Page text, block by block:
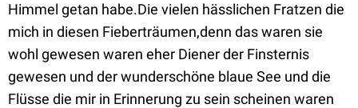
Himmel getan habe.Die vielen hässlichen Fratzen die
mich in diesen Fieberträumen,denn das waren sie
wohl gewesen waren eher Diener der Finsternis
gewesen und der wunderschöne blaue See und die
Flüsse die mir in Erinnerung zu sein scheinen waren